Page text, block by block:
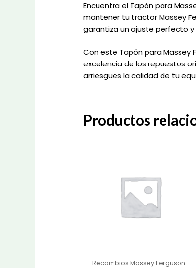
Encuentra el Tapón para
mantener tu tractor Massey
garantiza un ajuste perfecto y
Con este Tapón para Massey
excelencia de los repuestos
arriesgues la calidad de tu
Productos
Recambios Massey Ferguson